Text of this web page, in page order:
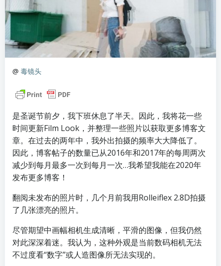
@ 毒镜头
是圣诞节前夕，我下班休息了半天。因此，我将花一些
时间更新Film Look，并整理一些照片以获取更多博客文
章。在过去的两年中，我外出拍摄的频率大大降低了。
因此，博客帖子的数量已从2016年和2017年的每周两次
减少到每月最多一次到每月一次…我希望我能在2020年
发布更多博客！
翻阅未发布的照片​​时，几个月前我用Rolleiflex 2.8D拍摄
了几张漂亮的照片。
尽管期望中画幅相机生成清晰​​，平滑的图像，但我仍然
对此深深着迷。我认为，这种外观是当前数码相机无法
不过度看“数字”或人造图像所无法实现的。